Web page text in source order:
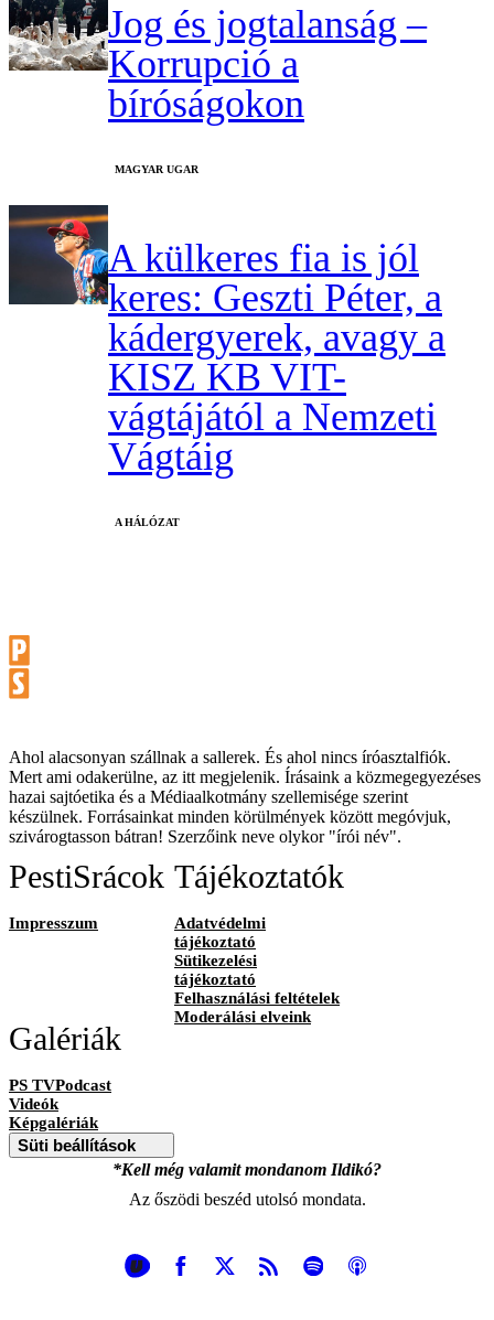
Jog és jogtalanság –
Korrupció a
bíróságokon
MAGYAR UGAR
A külkeres fia is jól
keres: Geszti Péter, a
kádergyerek, avagy a
KISZ KB VIT-
vágtájától a Nemzeti
Vágtáig
A HÁLÓZAT
Ahol alacsonyan szállnak a sallerek. És ahol nincs íróasztalfiók.
Mert ami odakerülne, az itt megjelenik. Írásaink a közmegegyezéses
hazai sajtóetika és a Médiaalkotmány szellemisége szerint
készülnek. Forrásainkat minden körülmények között megóvjuk,
szivárogtasson bátran! Szerzőink neve olykor "írói név".
PestiSrácok
Impresszum
Tájékoztatók
Adatvédelmi
tájékoztató
Sütikezelési
tájékoztató
Felhasználási feltételek
Moderálási elveink
Galériák
PS TVPodcast
Videók
Képgalériák
Süti beállítások
*Kell még valamit mondanom Ildikó?
Az őszödi beszéd utolsó mondata.